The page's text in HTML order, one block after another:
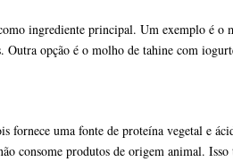
ingrediente principal. Um exemplo é
opção é o molho de tahine com
fornece uma fonte de proteína vegetal e
consome produtos de origem animal.